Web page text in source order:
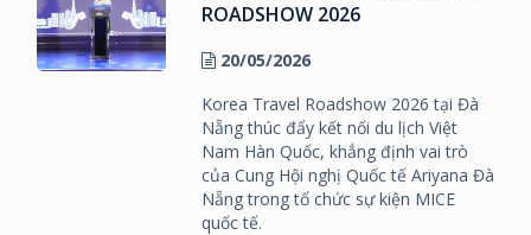
ROADSHOW 2026
20/05/2026
Korea Travel Roadshow 2026 tại Đà
Nẵng thúc đẩy kết nối du lịch Việt
Nam Hàn Quốc, khẳng định vai trò
của Cung Hội nghị Quốc tế Ariyana Đà
Nẵng trong tổ chức sự kiện MICE
quốc tế.